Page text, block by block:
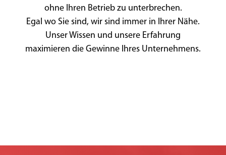
ohne Ihren Betrieb zu unterbrechen.
Egal wo Sie sind, wir sind immer in Ihrer Nähe.
Unser Wissen und unsere Erfahrung
maximieren die Gewinne Ihres Unternehmens.